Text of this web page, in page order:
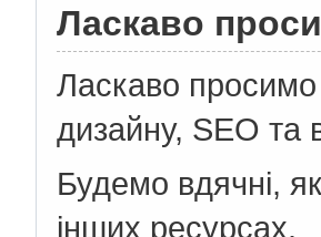
Ласкаво
Ласкаво
дизайну, SEO та
Будемо вдячні,
інших ресурсах.